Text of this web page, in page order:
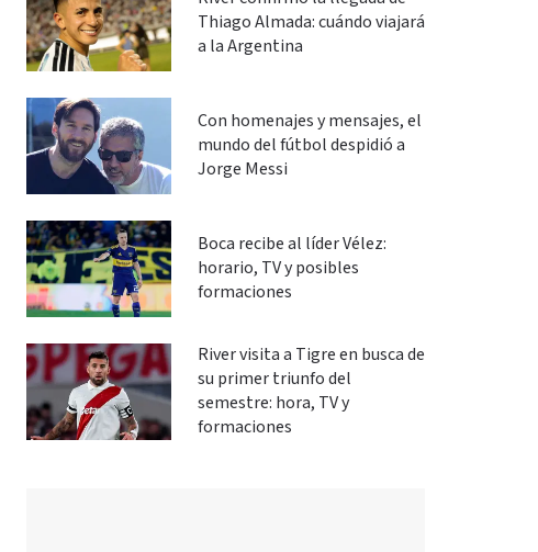
Thiago Almada: cuándo viajará
a la Argentina
Con homenajes y mensajes, el
mundo del fútbol despidió a
Jorge Messi
Boca recibe al líder Vélez:
horario, TV y posibles
formaciones
River visita a Tigre en busca de
su primer triunfo del
semestre: hora, TV y
formaciones